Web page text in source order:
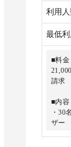
・フ
利用
最低
■料金
請求
■内容
・30
ザー